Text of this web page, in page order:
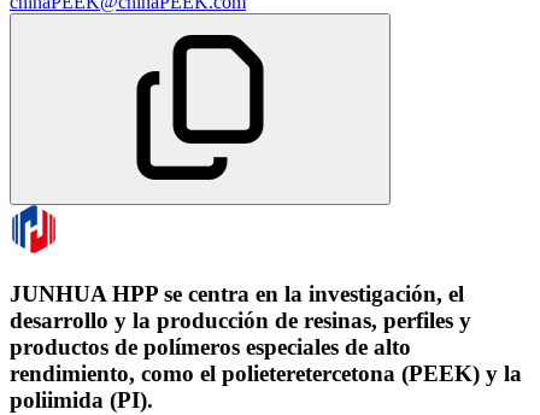
JUNHUA HPP se centra en la investigación, el
desarrollo y la producción de resinas, perfiles y
productos de polímeros especiales de alto
rendimiento, como el polieteretercetona (PEEK) y la
poliimida (PI).